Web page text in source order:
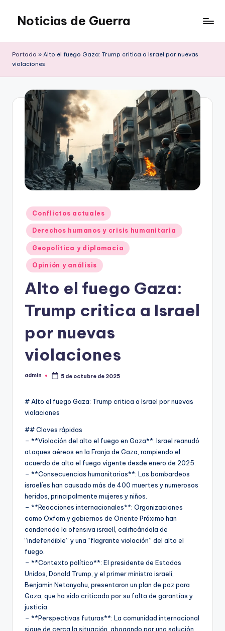
Saltar
contenido
Noticias de Guerra
Portada » Alto el fuego Gaza: Trump critica a Israel por nuevas
violaciones
Publicado
en
Conflictos actuales
Derechos humanos y crisis humanitaria
Geopolítica y diplomacia
Opinión y análisis
Alto el fuego Gaza:
Trump critica a Israel
por nuevas
violaciones
Publicado
admin 5 de octubre de 2025
# Alto el fuego Gaza: Trump critica a Israel por nuevas
violaciones
## Claves rápidas
– **Violación del alto el fuego en Gaza**: Israel reanudó
ataques aéreos en la Franja de Gaza, rompiendo el
acuerdo de alto el fuego vigente desde enero de 2025.
– **Consecuencias humanitarias**: Los bombardeos
israelíes han causado más de 400 muertes y numerosos
heridos, principalmente mujeres y niños.
– **Reacciones internacionales**: Organizaciones
como Oxfam y gobiernos de Oriente Próximo han
condenado la ofensiva israelí, calificándola de
“indefendible” y una “flagrante violación” del alto el
fuego.
– **Contexto político**: El presidente de Estados
Unidos, Donald Trump, y el primer ministro israelí,
Benjamín Netanyahu, presentaron un plan de paz para
Gaza, que ha sido criticado por su falta de garantías y
justicia.
– **Perspectivas futuras**: La comunidad internacional
sigue de cerca la situación, abogando por una solución